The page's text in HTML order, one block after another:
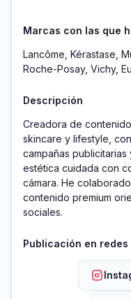
Marcas con las que
Lancôme, Kérastase,
Roche-Posay, Vichy,
Descripción
Creadora de
skincare y lifestyle,
campañas
estética cuidada con
cámara. He
contenido premium
sociales.
Publicación en